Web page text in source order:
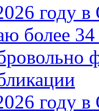
году
более
году